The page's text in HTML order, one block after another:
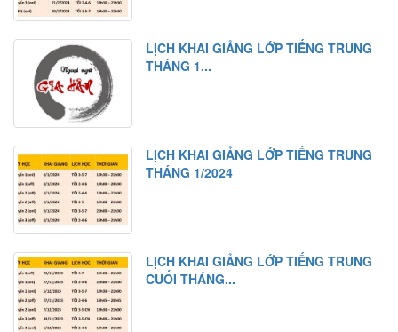
LỊCH KHAI GIẢNG LỚP TIẾNG TRUNG
THÁNG 1...
LỊCH KHAI GIẢNG LỚP TIẾNG TRUNG
THÁNG 1/2024
LỊCH KHAI GIẢNG LỚP TIẾNG TRUNG
CUỐI THÁNG...